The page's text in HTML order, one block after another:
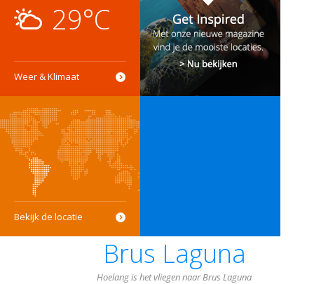
29°C
Weer & Klimaat
Bekijk de locatie
Brus Laguna
Hoelang is het vliegen naar Brus Laguna